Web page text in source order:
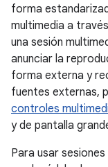
forma
multimedia a
una sesión
anunciar la
forma externa y
fuentes externas,
controles
y de pantalla
Para usar